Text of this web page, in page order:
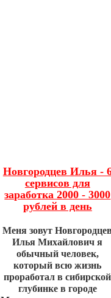
Новгородцев Илья -
сервисов для
заработка 2000 - 3000
рублей в день
Меня зовут
Илья Михайлович я
обычный человек,
который всю жизнь
проработал в сибирской
глубинке в городе